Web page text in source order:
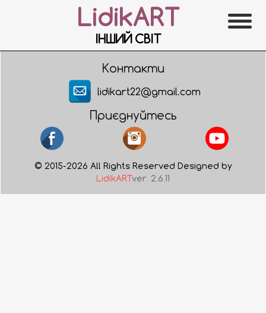
LidikART
ІНШИЙ СВІТ
Контакти
lidikart22@gmail.com
Приєднуйтесь
© 2015-2026 All Rights Reserved Designed by
LidikARTver. 2.6.11